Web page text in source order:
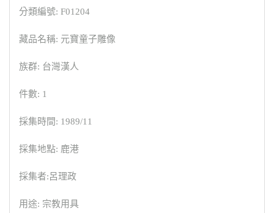
分類編號: F01204
藏品名稱: 元寶童子雕像
族群: 台灣漢人
件數: 1
採集時間: 1989/11
採集地點: 鹿港
採集者:呂理政
用途: 宗教用具